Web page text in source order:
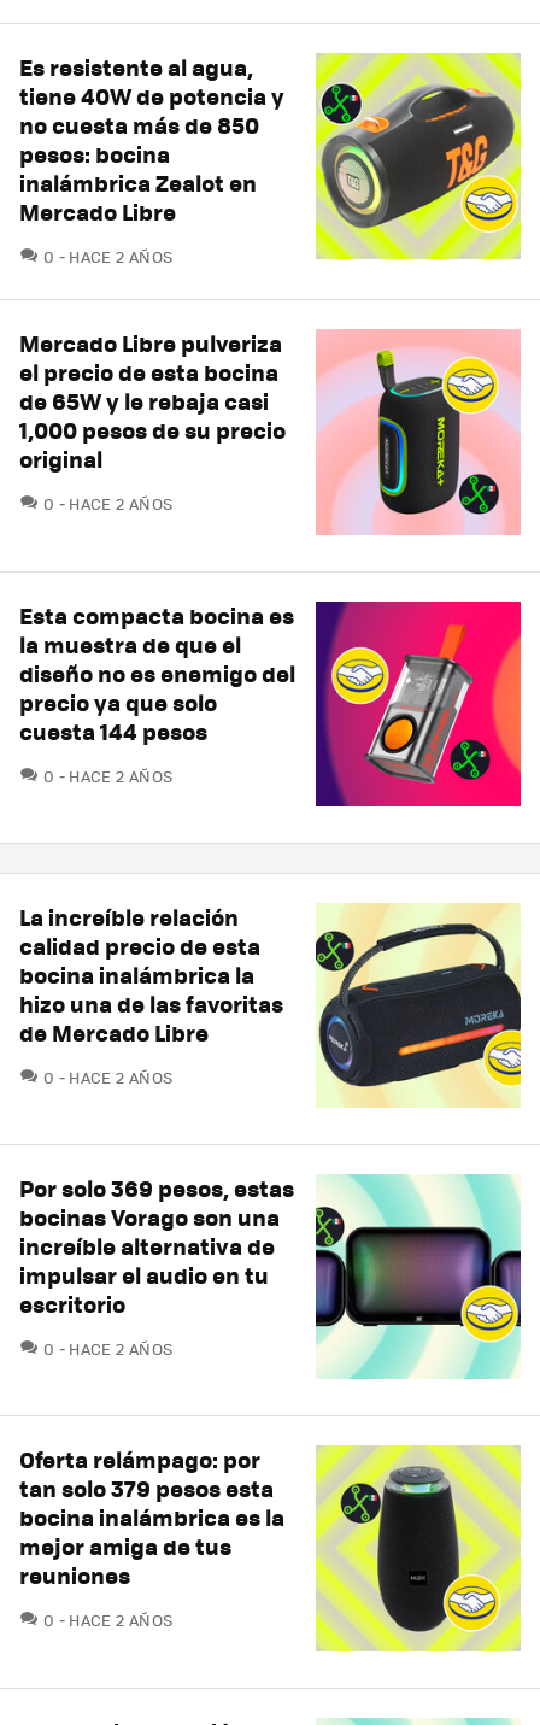
Es resistente al agua,
tiene 40W de potencia y
no cuesta más de 850
pesos: bocina
inalámbrica Zealot en
Mercado Libre
0 COMENTARIOS
HACE 2 AÑOS
Mercado Libre pulveriza
el precio de esta bocina
de 65W y le rebaja casi
1,000 pesos de su precio
original
0 COMENTARIOS
HACE 2 AÑOS
Esta compacta bocina es
la muestra de que el
diseño no es enemigo del
precio ya que solo
cuesta 144 pesos
0 COMENTARIOS
HACE 2 AÑOS
La increíble relación
calidad precio de esta
bocina inalámbrica la
hizo una de las favoritas
de Mercado Libre
0 COMENTARIOS
HACE 2 AÑOS
Por solo 369 pesos, estas
bocinas Vorago son una
increíble alternativa de
impulsar el audio en tu
escritorio
0 COMENTARIOS
HACE 2 AÑOS
Oferta relámpago: por
tan solo 379 pesos esta
bocina inalámbrica es la
mejor amiga de tus
reuniones
0 COMENTARIOS
HACE 2 AÑOS